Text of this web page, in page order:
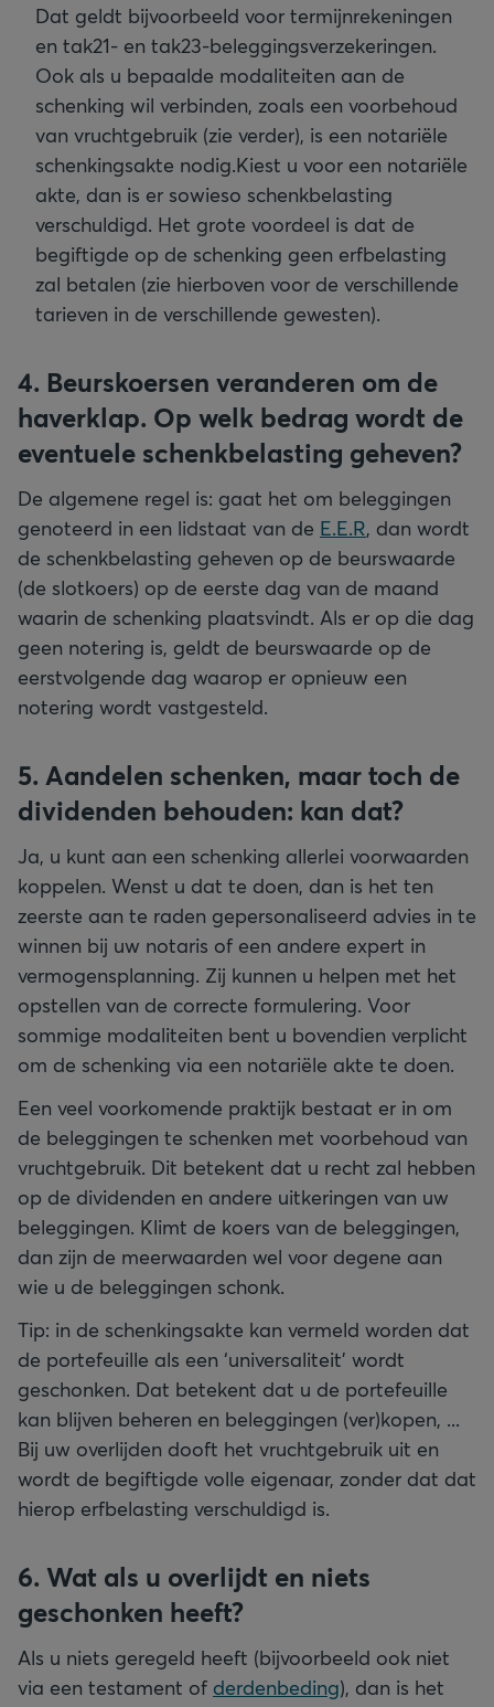
Dat geldt bijvoorbeeld voor termijnrekeningen
en tak21- en tak23-beleggingsverzekeringen.
Ook als u bepaalde modaliteiten aan de
schenking wil verbinden, zoals een voorbehoud
van vruchtgebruik (zie verder), is een notariële
schenkingsakte nodig.Kiest u voor een notariële
akte, dan is er sowieso schenkbelasting
verschuldigd. Het grote voordeel is dat de
begiftigde op de schenking geen erfbelasting
zal betalen (zie hierboven voor de verschillende
tarieven in de verschillende gewesten).
4. Beurskoersen veranderen om de
haverklap. Op welk bedrag wordt de
eventuele schenkbelasting geheven?
De algemene regel is: gaat het om beleggingen
genoteerd in een lidstaat van de E.E.R, dan wordt
de schenkbelasting geheven op de beurswaarde
(de slotkoers) op de eerste dag van de maand
waarin de schenking plaatsvindt. Als er op die dag
geen notering is, geldt de beurswaarde op de
eerstvolgende dag waarop er opnieuw een
notering wordt vastgesteld.
5. Aandelen schenken, maar toch de
dividenden behouden: kan dat?
Ja, u kunt aan een schenking allerlei voorwaarden
koppelen. Wenst u dat te doen, dan is het ten
zeerste aan te raden gepersonaliseerd advies in te
winnen bij uw notaris of een andere expert in
vermogensplanning. Zij kunnen u helpen met het
opstellen van de correcte formulering. Voor
sommige modaliteiten bent u bovendien verplicht
om de schenking via een notariële akte te doen.
Een veel voorkomende praktijk bestaat er in om
de beleggingen te schenken met voorbehoud van
vruchtgebruik. Dit betekent dat u recht zal hebben
op de dividenden en andere uitkeringen van uw
beleggingen. Klimt de koers van de beleggingen,
dan zijn de meerwaarden wel voor degene aan
wie u de beleggingen schonk.
Tip: in de schenkingsakte kan vermeld worden dat
de portefeuille als een ‘universaliteit’ wordt
geschonken. Dat betekent dat u de portefeuille
kan blijven beheren en beleggingen (ver)kopen, ...
Bij uw overlijden dooft het vruchtgebruik uit en
wordt de begiftigde volle eigenaar, zonder dat dat
hierop erfbelasting verschuldigd is.
6. Wat als u overlijdt en niets
geschonken heeft?
Als u niets geregeld heeft (bijvoorbeeld ook niet
via een testament of derdenbeding), dan is het